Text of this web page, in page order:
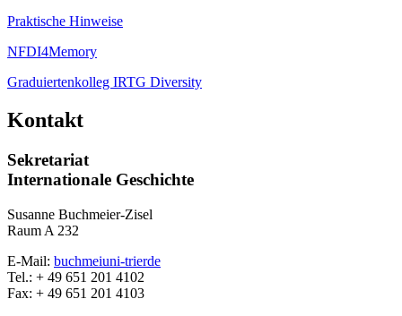
Praktische Hinweise
NFDI4Memory
Graduiertenkolleg IRTG Diversity
Kontakt
Sekretariat
Internationale Geschichte
Susanne Buchmeier-Zisel
Raum A 232
E-Mail: buchmeiuni-trierde
Tel.: + 49 651 201 4102
Fax: + 49 651 201 4103